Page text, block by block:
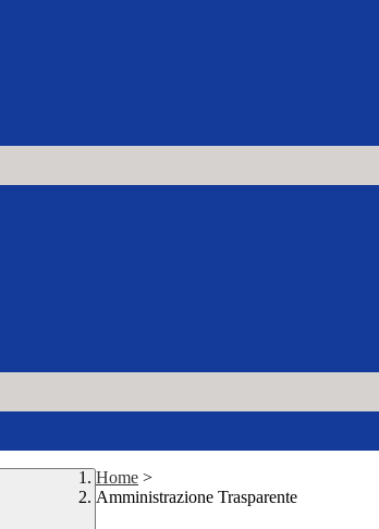
Home >
Amministrazione Trasparente